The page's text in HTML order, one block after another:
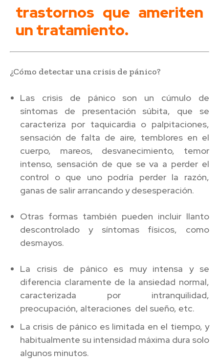
trastornos que ameriten
un tratamiento.
¿Cómo detectar una crisis de pánico?
Las crisis de pánico son un cúmulo de
síntomas de presentación súbita, que se
caracteriza por taquicardia o palpitaciones,
sensación de falta de aire, temblores en el
cuerpo, mareos, desvanecimiento, temor
intenso, sensación de que se va a perder el
control o que uno podría perder la razón,
ganas de salir arrancando y desesperación.
Otras formas también pueden incluir llanto
descontrolado y síntomas físicos, como
desmayos.
La crisis de pánico es muy intensa y se
diferencia claramente de la ansiedad normal,
caracterizada por intranquilidad,
preocupación, alteraciones del sueño, etc.
La crisis de pánico es limitada en el tiempo, y
habitualmente su intensidad máxima dura solo
algunos minutos.